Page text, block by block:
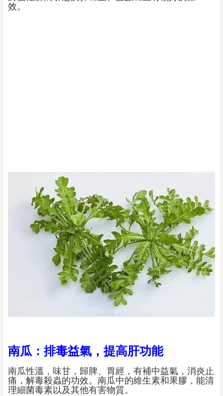
效。
南瓜：排毒益氣，提高肝功能
南瓜性溫，味甘，歸脾、胃經，有補中益氣，消炎止
痛，解毒殺蟲的功效。南瓜中的維生素和果膠，能清
理細菌毒素以及其他有害物質。